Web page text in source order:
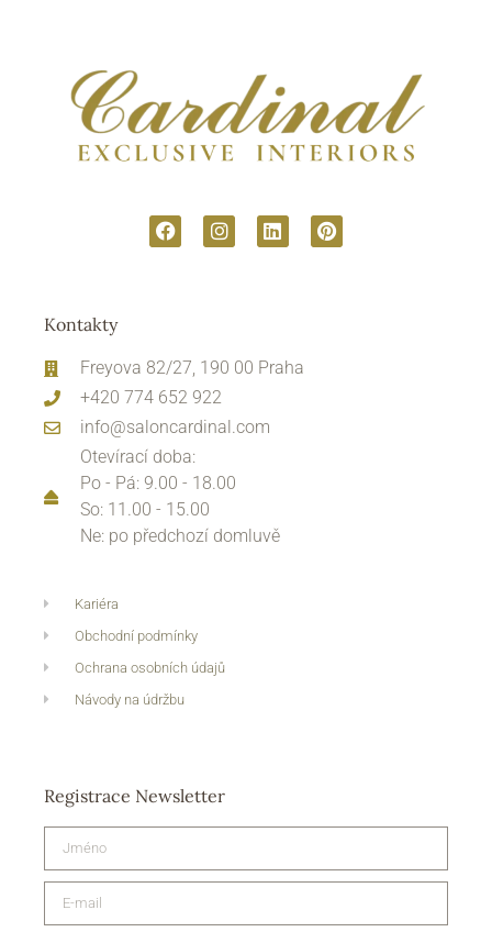
Kontakty
Freyova 82/27, 190 00 Praha
+420 774 652 922
info@saloncardinal.com
Otevírací doba:
Po - Pá: 9.00 - 18.00
So: 11.00 - 15.00
Ne: po předchozí domluvě
Kariéra
Obchodní podmínky
Ochrana osobních údajů
Návody na údržbu
Registrace Newsletter